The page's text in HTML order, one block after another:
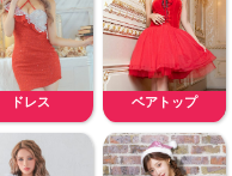
ドレス ベアトップ